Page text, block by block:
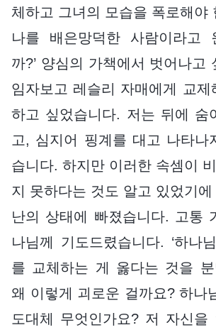
체하고 그녀의 모습을 폭로해야
나를 배은망덕한 사람이라고
까?’ 양심의 가책에서 벗어나고
임자보고 레슬리 자매에게 교
하고 싶었습니다. 저는 뒤에 숨
고, 심지어 핑계를 대고 나타나
습니다. 하지만 이러한 속셈이
지 못하다는 것도 알고 있었기
난의 상태에 빠졌습니다. 고통
나님께 기도드렸습니다. ‘하나
를 교체하는 게 옳다는 것을 분
왜 이렇게 괴로운 걸까요? 하나
도대체 무엇인가요? 저 자신을